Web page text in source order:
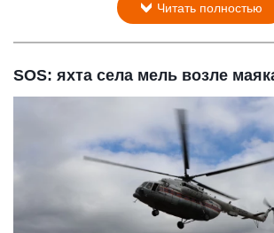
Читать полностью
SOS: яхта села мель возле